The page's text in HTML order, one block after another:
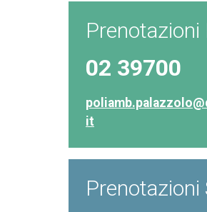
Prenotazioni
02 39700
it
Prenotazioni